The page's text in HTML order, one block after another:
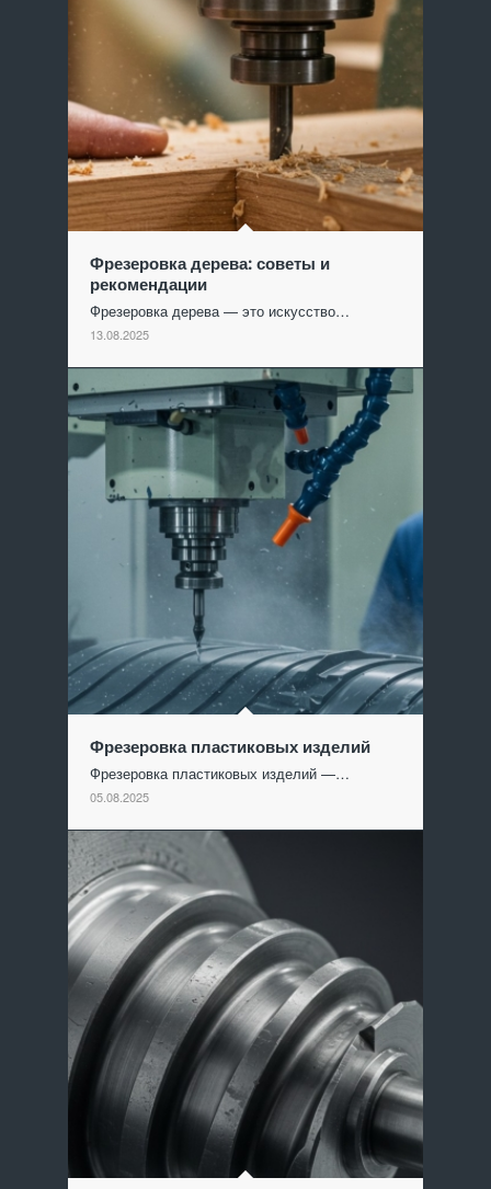
Фрезеровка дерева: советы и
рекомендации
Фрезеровка дерева — это искусство…
13.08.2025
Фрезеровка пластиковых изделий
Фрезеровка пластиковых изделий —…
05.08.2025